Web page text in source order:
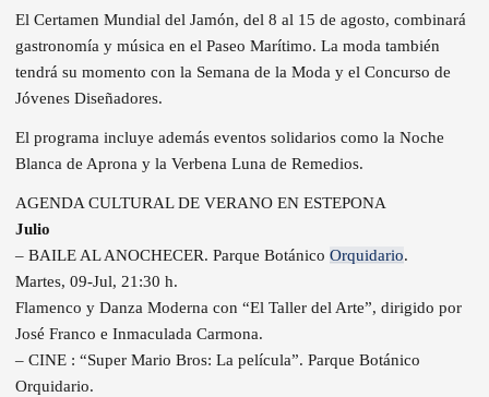
El Certamen Mundial del Jamón, del 8 al 15 de agosto, combinará
gastronomía y música en el Paseo Marítimo. La moda también
tendrá su momento con la Semana de la Moda y el Concurso de
Jóvenes Diseñadores.
El programa incluye además eventos solidarios como la Noche
Blanca de Aprona y la Verbena Luna de Remedios.
AGENDA CULTURAL DE VERANO EN ESTEPONA
Julio
– BAILE AL ANOCHECER. Parque Botánico Orquidario.
Martes, 09-Jul, 21:30 h.
Flamenco y Danza Moderna con “El Taller del Arte”, dirigido por
José Franco e Inmaculada Carmona.
– CINE : “Super Mario Bros: La película”. Parque Botánico
Orquidario.